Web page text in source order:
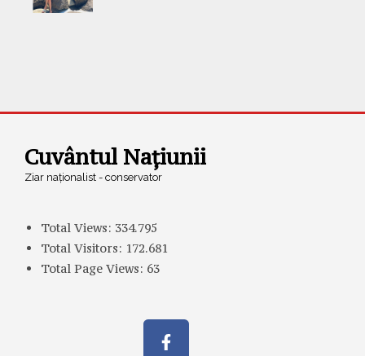
Cuvântul Națiunii
Ziar naționalist - conservator
Total Views: 334.795
Total Visitors: 172.681
Total Page Views: 63